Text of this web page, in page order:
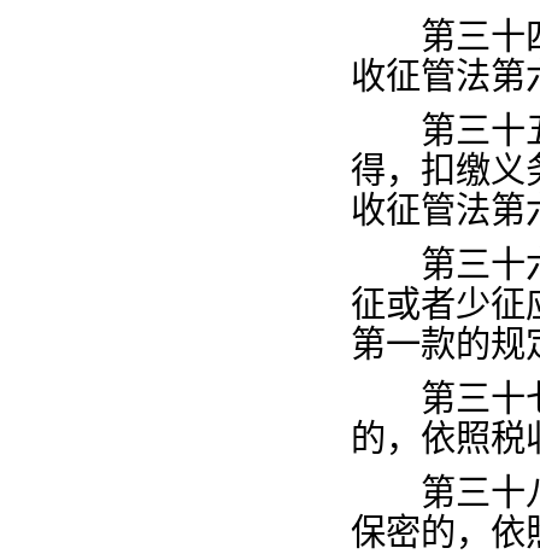
第三十
收征管法第
第三十
得，扣缴义
收征管法第
第三十
征或者少征
第一款的规
第三十
的，依照税
第三十
保密的，依